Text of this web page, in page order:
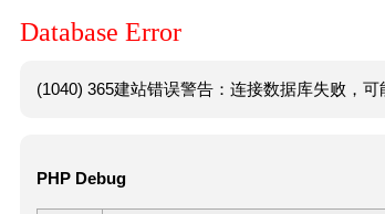
Database Error
(1040) 365建站错误警告：连接数据库失败，
PHP Debug